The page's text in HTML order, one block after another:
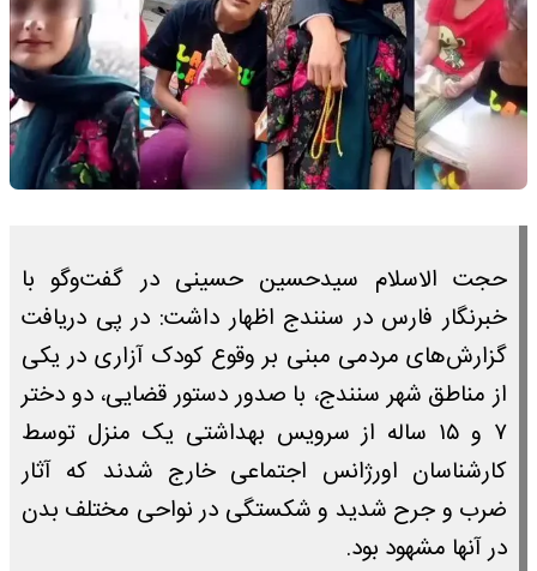
حجت الاسلام سیدحسین حسینی در گفت‌وگو با
خبرنگار فارس در سنندج اظهار داشت: در پی دریافت
گزارش‌های مردمی مبنی بر وقوع کودک آزاری در یکی
از مناطق شهر سنندج، با صدور دستور قضایی، دو دختر
۷ و ۱۵ ساله از سرویس بهداشتی یک منزل توسط
کارشناسان اورژانس اجتماعی خارج شدند که آثار
ضرب و جرح شدید و شکستگی در نواحی مختلف بدن
در آنها مشهود بود.